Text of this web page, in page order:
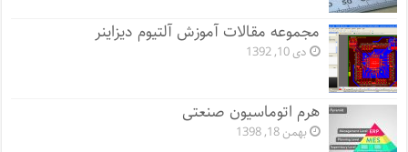
مجموعه مقالات آموزش آلتیوم دیزاینر
دی 10, 1392
هرم اتوماسیون صنعتی
بهمن 18, 1398